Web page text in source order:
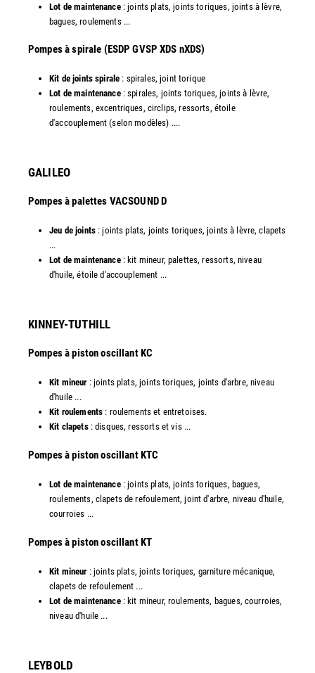
Lot de maintenance : joints plats, joints toriques, joints à lèvre,
bagues, roulements ...
​Pompes à spirale (ESDP GVSP XDS nXDS)
Kit de joints spirale : spirales, joint torique
Lot de maintenance: spirales, joints toriques, joints à lèvre,
roulements, excentriques, circlips, ressorts, étoile
d'accouplement (selon modèles) ....​
GALILEO
Pompes à palettes VACSOUND D
Jeu de joints : joints plats, joints toriques, joints à lèvre, clapets
...
Lot de maintenance: kit mineur, palettes, ressorts, niveau
d'huile, étoile d'accouplement ...​​
KINNEY-TUTHILL
Pompes à piston oscillant KC
Kit mineur : joints plats, joints toriques, joints d'arbre, niveau
d'huile ...
Kit roulements : roulements et entretoises.
Kit clapets: disques, ressorts et vis ...
​Pompes à piston oscillant KTC
Lot de maintenance : joints plats, joints toriques, bagues,
roulements, clapets de refoulement, joint d'arbre, niveau d'huile,
courroies ...
​Pompes à piston oscillant KT
Kit mineur : joints plats, joints toriques, garniture mécanique,
clapets de refoulement ...
Lot de maintenance: kit mineur, roulements, bagues, courroies,
niveau d'huile ...​
LEYBOLD